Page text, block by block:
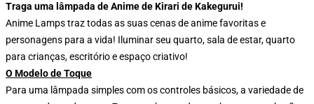
Traga uma lâmpada de Anime de Kirari de Kakegurui!
Anime Lamps traz todas as suas cenas de anime favoritas e
personagens para a vida! Iluminar seu quarto, sala de estar, quarto
para crianças, escritório e espaço criativo!
O Modelo de Toque
Para uma lâmpada simples com os controles básicos, a variedade de